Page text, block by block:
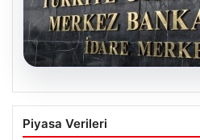
04.08.2026
Nisan Ayı Merkez
ve Ekonomistlerin
Piyasa Verileri